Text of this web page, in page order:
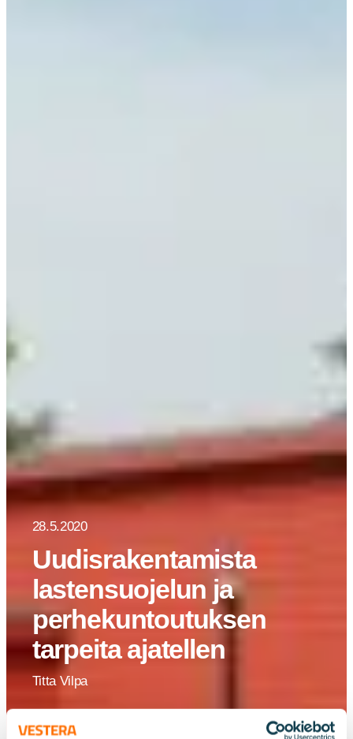
28.5.2020
Uudisrakentamista
lastensuojelun ja
perhekuntoutuksen
tarpeita ajatellen
Titta Vilpa